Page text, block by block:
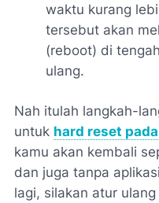
waktu kurang
tersebut akan
(reboot) di
ulang.
Nah itulah langkah-
untuk hard reset
kamu akan kembali
dan juga tanpa
lagi, silakan atur